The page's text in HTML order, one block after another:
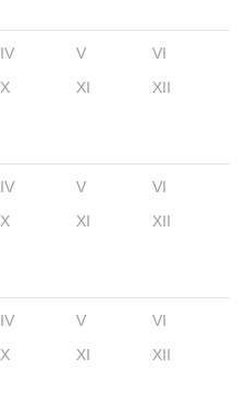
IV V
VI
X XI XII
IV V
VI
X XI XII
IV V
VI
X XI XII